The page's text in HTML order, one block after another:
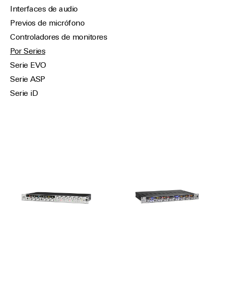
Interfaces de audio
Previos de micrófono
Controladores de monitores
Por Series
Serie EVO
Serie ASP
Serie iD